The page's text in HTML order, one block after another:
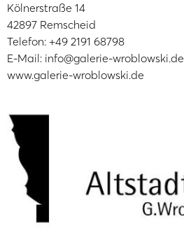
Kölnerstraße 14
42897 Remscheid
Telefon: +49 2191 68798
E-Mail: info@galerie-wroblowski.de
www.galerie-wroblowski.de